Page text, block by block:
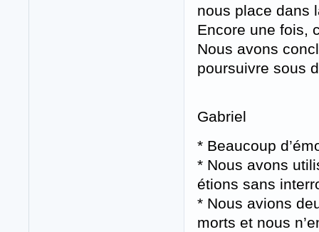
nous place dans
Encore une fois,
Nous avons
poursuivre sous
Gabriel
* Beaucoup
* Nous avons
étions sans
* Nous avions
morts et nous